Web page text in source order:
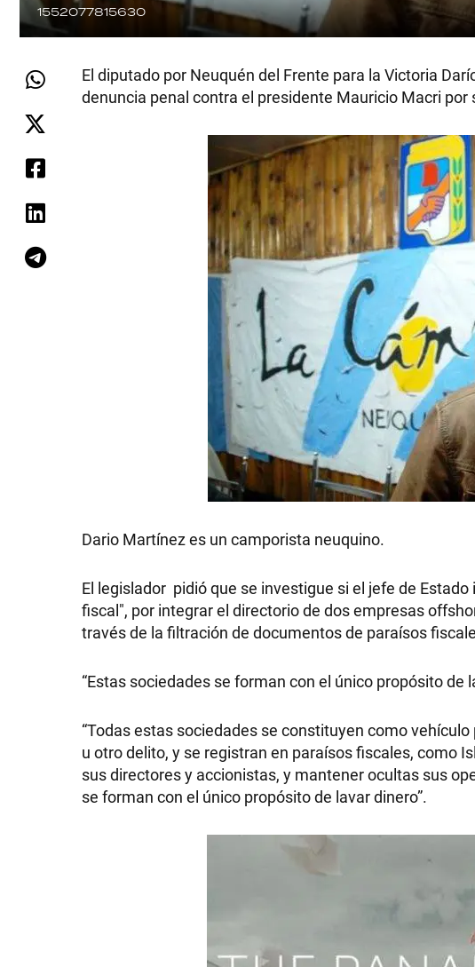
1552077815630
El diputado por Neuquén del Frente para la Victoria
denuncia penal contra el presidente Mauricio Macri
Dario Martínez es un camporista neuquino.
El legislador pidió que se investigue si el jefe de
fiscal", por integrar el directorio de dos empresas
través de la filtración de documentos de paraísos
“Estas sociedades se forman con el único propósito de
“Todas estas sociedades se constituyen como
u otro delito, y se registran en paraísos fiscales, como
sus directores y accionistas, y mantener ocultas sus
se forman con el único propósito de lavar dinero”.
SHOW
POLÍTICA
ACTUALIDAD
POLICIALES